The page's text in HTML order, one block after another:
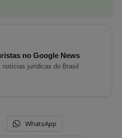
no Google News
notícias jurídicas do Brasil
WhatsApp